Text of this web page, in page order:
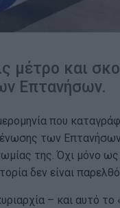
μέτρο και
Επτανήσων.
που
των
της. Όχι μόνο
δεν είναι
– και αυτό το